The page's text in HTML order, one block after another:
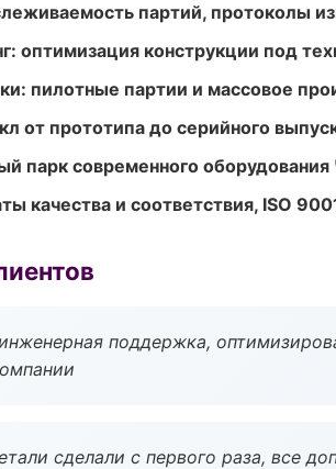
партий, протоколы
оптимизация конструкции под
пилотные партии и массовое
от прототипа до серийного
парк современного
качества и соответствия, ISO
поддержка,
сделали с первого раза, все